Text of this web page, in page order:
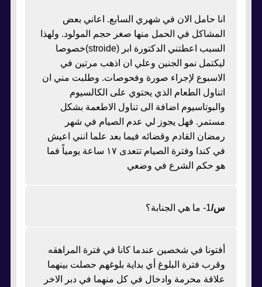
انا حامل الان في شهري السابع. اعاني بعض
المشاكل في الحمل منها صغر حجم المولود. ولهذا
السبب اعطتني الدكتورة ابر (stroide)خصوصا
ليكتمل نمو الجنين وعلي ان اذهب مرتين في
الاسبوع لإجراء صورة وفحوصات. وطلبت مني ان
اتناول الطعام الذي يحتوي على الكالسيوم
والبوتاسيوم اضافة الى تناول الاطعمة بشكل
مستمر. فهل يجوز لي عدم الصيام في شهر
رمضان القادم وقضائه فيما بعد علما انني اعيش
في كندا وفترة الصيام تتعدى ١٧ ساعة يومياً فما
هو حكم الشرع في وضعي
س/1- ما هي الجنابة؟
أفتونا في شخصين عندما كانا في فترة المراهقه
وقرب فترة البلوغ أي بداية بلوغهم حصلت بينهما
علاقة محرمة وادخال في كل منهما في دبر الاخر